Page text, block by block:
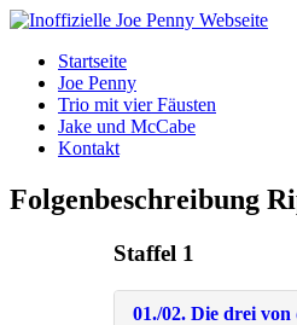
Skip
content
Startseite
Joe Penny
Trio mit vier Fäusten
Jake und McCabe
Kontakt
Folgenbeschreibung
Staffel 1
01./02. Die drei